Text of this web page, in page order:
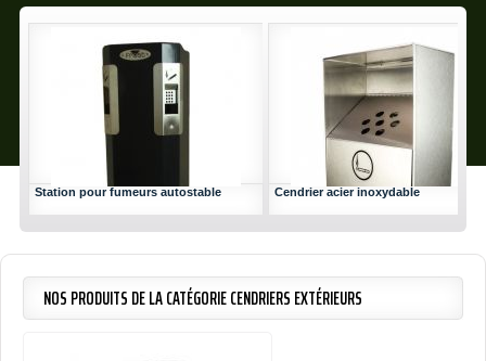
CENDRIER MURAL EN
Station pour fumeurs autostable Cendrier acier inoxydable
NOS PRODUITS DE LA CATÉGORIE CENDRIERS EXTÉRIEURS